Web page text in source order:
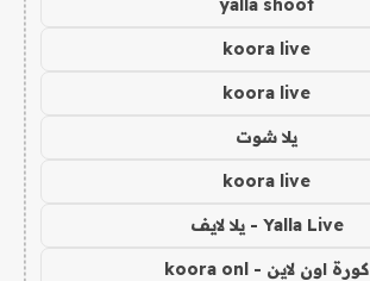
yalla shoot
koora live
koora live
يلا شوت
koora live
Yalla Live - يلا لايف
كورة اون لاين - koora onl